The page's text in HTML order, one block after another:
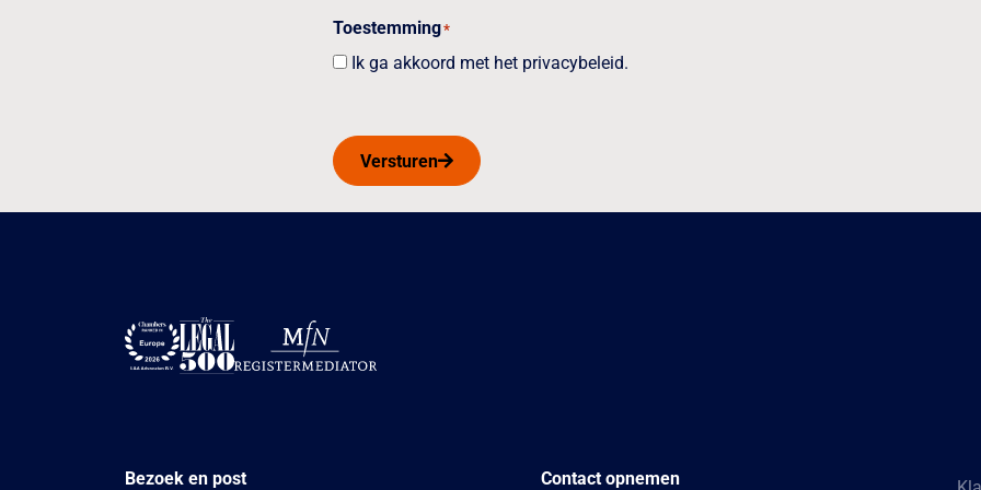
Toestemming*
Ik ga akkoord met het privacybeleid.
Versturen
Bezoek en post Contact opnemen